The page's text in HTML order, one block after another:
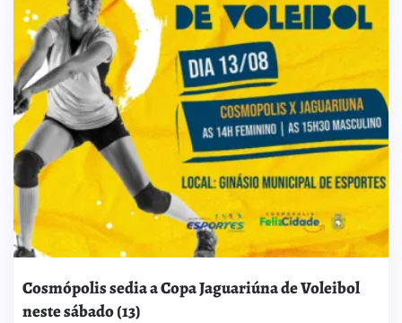
Cosmópolis sedia a Copa Jaguariúna de Voleibol
neste sábado (13)